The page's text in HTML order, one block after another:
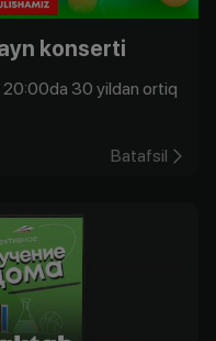
konserti
30 yildan ortiq
Batafsil